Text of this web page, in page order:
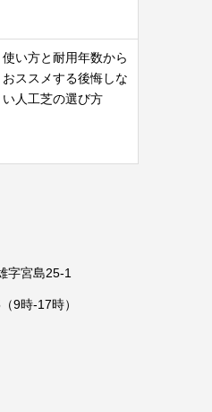
使い方と耐用年数から
おススメする後悔しな
い人工芝の選び方
字宮島25-1
時-17時）